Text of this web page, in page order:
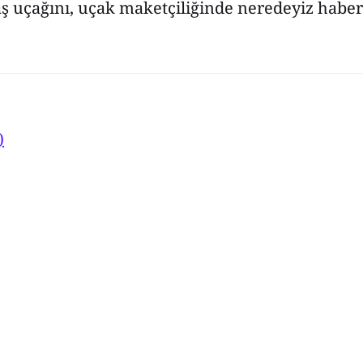
uçağını, uçak maketçiliğinde neredeyiz